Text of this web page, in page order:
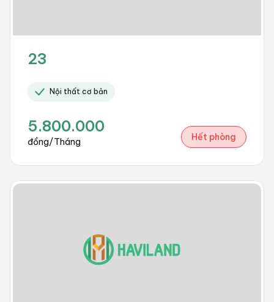
23
Nội thất cơ bản
5.800.000
đồng/Tháng Hết phòng